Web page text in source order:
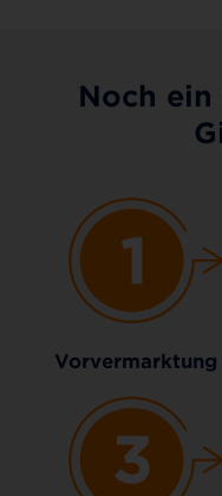
Noch
Vorvermarktung